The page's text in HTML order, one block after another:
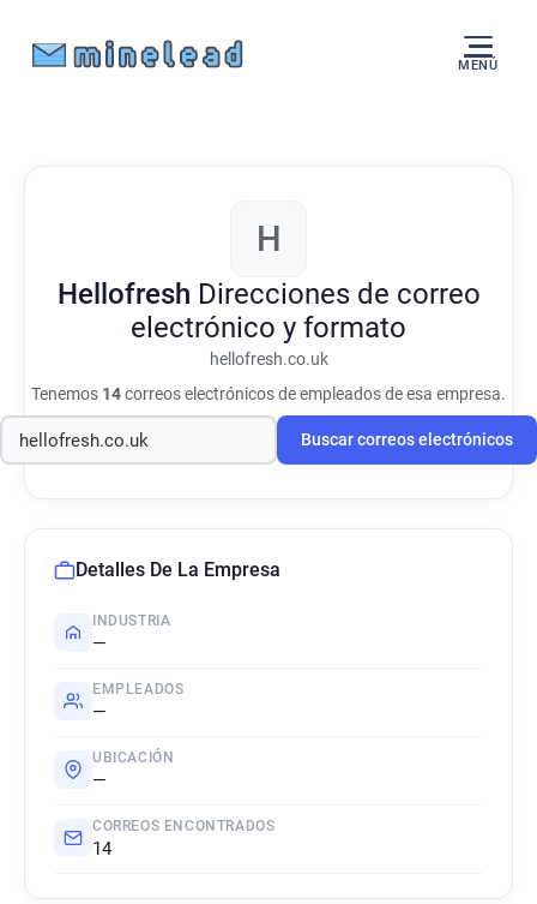
MENÚ
H
Hellofresh Direcciones de correo
electrónico y formato
hellofresh.co.uk
Tenemos 14correos electrónicos de empleados de esa empresa.
Buscar correos electrónicos
Detalles De La Empresa
INDUSTRIA
—
EMPLEADOS
—
UBICACIÓN
—
CORREOS ENCONTRADOS
14